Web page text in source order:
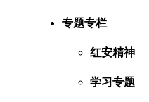
专题专栏
红安精神
学习专题